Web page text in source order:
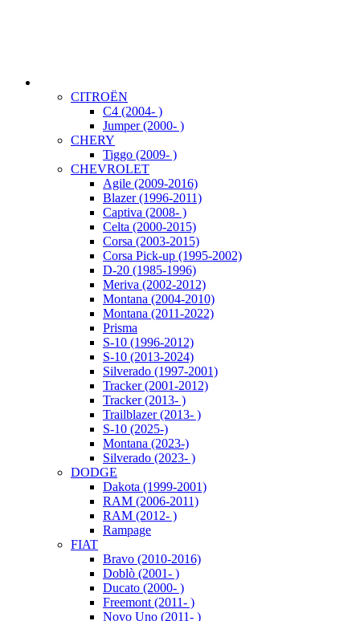
CITROËN
C4 (2004- )
Jumper (2000- )
CHERY
Tiggo (2009- )
CHEVROLET
Agile (2009-2016)
Blazer (1996-2011)
Captiva (2008- )
Celta (2000-2015)
Corsa (2003-2015)
Corsa Pick-up (1995-2002)
D-20 (1985-1996)
Meriva (2002-2012)
Montana (2004-2010)
Montana (2011-2022)
Prisma
S-10 (1996-2012)
S-10 (2013-2024)
Silverado (1997-2001)
Tracker (2001-2012)
Tracker (2013- )
Trailblazer (2013- )
S-10 (2025-)
Montana (2023-)
Silverado (2023- )
DODGE
Dakota (1999-2001)
RAM (2006-2011)
RAM (2012- )
Rampage
FIAT
Bravo (2010-2016)
Doblò (2001- )
Ducato (2000- )
Freemont (2011- )
Novo Uno (2011- )